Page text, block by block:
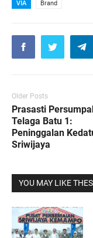
VIA Brand
Older Posts
Prasasti
Telaga Batu 1:
Peninggalan
Sriwijaya
YOU MAY LIKE